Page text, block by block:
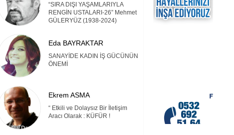
“SIRA DIŞI YAŞAMLARIYLA
RENGİN USTALARI-26” Mehmet
GÜLERYÜZ (1938-2024)
Eda BAYRAKTAR
SANAYİDE KADIN İŞ GÜCÜNÜN
ÖNEMİ
Ekrem ASMA
“ Etkili ve Dolaysız Bir İletişim
Aracı Olarak : KÜFÜR !